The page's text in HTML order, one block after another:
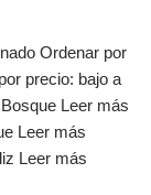
Ordenar por
precio: bajo a
Leer más
Leer más
Leer más